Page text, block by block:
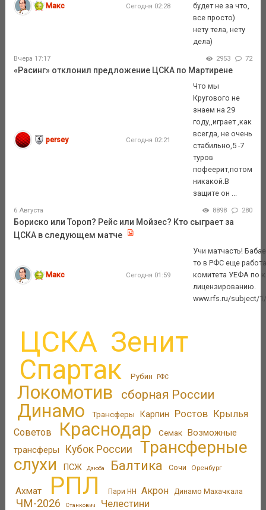
Макс Сегодня 02:28
будет не за что,
все просто)
нету тела, нету
дела)
Вчера 17:17 2953 72
«Расинг» отклонил предложение ЦСКА по Мартирене
persey Сегодня 02:21
Что мы
Кругового не
знаем на 29
году,,играет ,как
всегда, не очень
стабильно,5 -7
туров
пофеерит,потом
никакой.В
защите он ...
6 Августа 8898 280
Бориско или Тороп? Рейс или Мойзес? Кто сыграет за
ЦСКА в следующем матче
Макс Сегодня 01:59
Учи матчасть!
то в РФС еще
комитета УЕФА по
лицензированию.
www.rfs.ru/subject/
ЦСКА Зенит
Спартак Рубин РФС
Локомотив сборная России
Динамо Трансферы Карпин Ростов Крылья
Советов
Краснодар Семак Возможные
трансферы
Кубок России
Трансферные
слухи
ПСЖ Дзюба Балтика Сочи Оренбург
Ахмат РПЛ Пари НН Акрон Динамо Махачкала
ЧМ-2026 Станкович Челестини